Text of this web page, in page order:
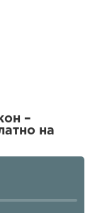
–
на